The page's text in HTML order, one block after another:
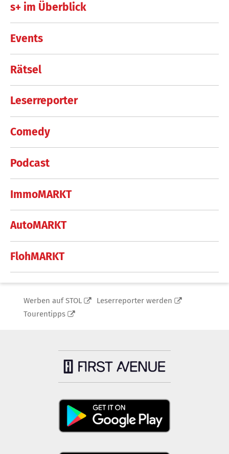
s+ im Überblick
Events
Rätsel
Leserreporter
Comedy
Podcast
ImmoMARKT
AutoMARKT
FlohMARKT
Werben auf STOL
Leserreporter werden
Tourentipps